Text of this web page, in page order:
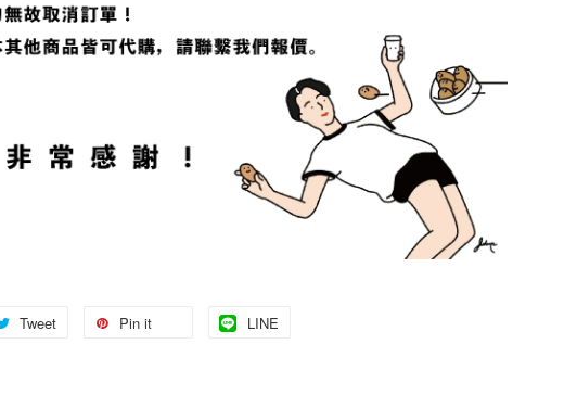
Tweet Pin it LINE